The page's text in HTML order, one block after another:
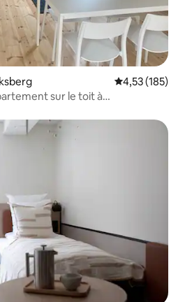
Évaluation
4,53 (185)
sur le toit à